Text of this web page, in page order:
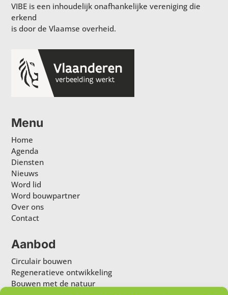
VIBE is een inhoudelijk onafhankelijke vereniging die
erkend
is door de Vlaamse overheid.
Menu
Home
Agenda
Diensten
Nieuws
Word lid
Word bouwpartner
Over ons
Contact
Aanbod
Circulair bouwen
Regeneratieve ontwikkeling
Bouwen met de natuur